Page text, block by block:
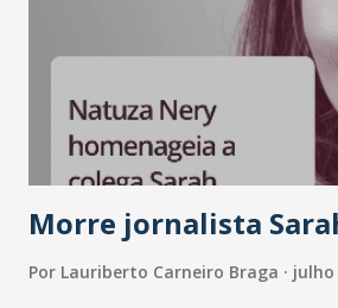
mundo fala muito e poucos entregam
sempre existiu para dar palco a quem
consistência, e nesta edição isso fica
Vamos reforçar que ser genuíno
marcas, pessoas e mercado", afirma
Morre jornalista
Por Lauriberto Carneiro Braga julho